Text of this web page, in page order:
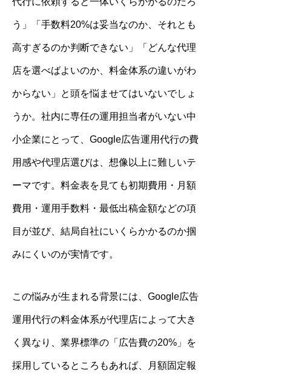
う」「手数料20%は妥当なのか、それとも
高すぎるのか判断できない」「どんな代理
店を選べばよいのか、料金体系の違いがわ
からない」と頭を悩ませてはいないでしょ
うか。社内に専任の運用担当者がいない中
小企業にとって、Google広告運用代行の費
用感や代理店選びは、想像以上に難しいテ
ーマです。料金表を見ても初期費用・月額
費用・運用手数料・最低出稿金額などの項
目が並び、結局自社にいくらかかるのか掴
みにくいのが実情です。
この悩みが生まれる背景には、Google広告
運用代行の料金体系が代理店によって大き
く異なり、業界標準の「広告費の20%」を
採用しているところもあれば、月額固定報